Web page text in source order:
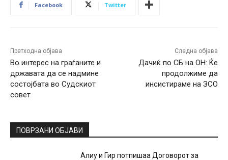
Facebook Twitter
Претходна објава
Во интерес на граѓаните и
државата да се надмине
состојбата во Судскиот
совет
Следна објава
Дачиќ по СБ на ОН: Ќе
продолжиме да
инсистираме на ЗСО
ПОВРЗАНИ ОБЈАВИ
Алиу и Гир потпишаа Договорот за